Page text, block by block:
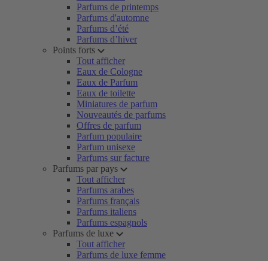
Parfums de printemps
Parfums d'automne
Parfums d’été
Parfums d’hiver
Points forts
Tout afficher
Eaux de Cologne
Eaux de Parfum
Eaux de toilette
Miniatures de parfum
Nouveautés de parfums
Offres de parfum
Parfum populaire
Parfum unisexe
Parfums sur facture
Parfums par pays
Tout afficher
Parfums arabes
Parfums français
Parfums italiens
Parfums espagnols
Parfums de luxe
Tout afficher
Parfums de luxe femme